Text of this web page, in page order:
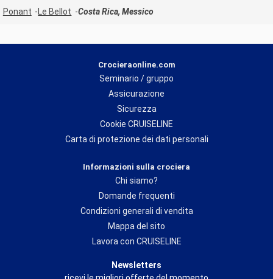
Ponant
Le Bellot Costa Rica, Messico
Crocieraonline.com
Seminario / gruppo
Assicurazione
Sicurezza
Cookie CRUISELINE
Carta di protezione dei dati personali
Informazioni sulla crociera
Chi siamo?
Domande frequenti
Condizioni generali di vendita
Mappa del sito
Lavora con CRUISELINE
Newsletters